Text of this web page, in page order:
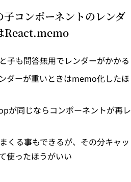
コンポーネントのレンダ
React.memo
子も問答無用でレンダーがかかる
ダーが重いときはmemo化したほ
が同じならコンポーネントが再レ
くる事もできるが、その分キャッ
使ったほうがいい